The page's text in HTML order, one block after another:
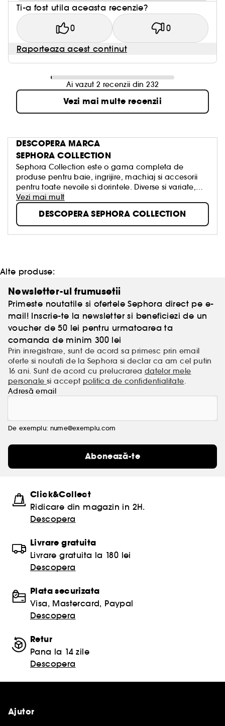
Ti-a fost utila aceasta recenzie?
0 0
Raporteaza acest continut
Ai vazut 2 recenzii din 232
Vezi mai multe recenzii
DESCOPERA MARCA
SEPHORA COLLECTION
Sephora Collection este o gama completa de
produse pentru baie, ingrijire, machiaj si accesorii
pentru toate nevoile si dorintele. Diverse si variate,
creative si rafinate, concepute cu respect pentru
calitatea autentica, aceste produse au fost create
pentru a transforma frumusetea intr-o placere
accesibila tuturor, simpla, distractiva si intotdeauna
in tendinte!
Vezi mai mult
DESCOPERA SEPHORA COLLECTION
Alte produse:
Newsletter-ul frumusetii
Primeste noutatile si ofertele Sephora direct pe e-
mail! Inscrie-te la newsletter si beneficiezi de un
voucher de 50 lei pentru urmatoarea ta
comanda de minim 300 lei
Prin inregistrare, sunt de acord sa primesc prin email
oferte si noutati de la Sephora si declar ca am cel putin
16 ani. Sunt de acord cu prelucrarea datelor mele
personalesi accept politica de confidentialitate.
Adresă email
De exemplu: nume@exemplu.com
Abonează-te
Click&Collect
Ridicare din magazin in 2H.
Descopera
Livrare gratuita
Livrare gratuita la 180 lei
Descopera
Plata securizata
Visa, Mastercard, Paypal
Descopera
Retur
Pana la 14 zile
Descopera
Ajutor